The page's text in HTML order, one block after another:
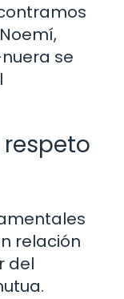
se
relación
del